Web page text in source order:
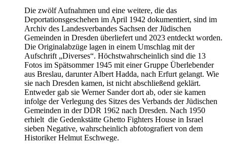
Die zwölf Aufnahmen und eine weitere, die das
Deportationsgeschehen im April 1942 dokumentiert, sind im
Archiv des Landesverbandes Sachsen der Jüdischen
Gemeinden in Dresden überliefert und 2023 entdeckt worden.
Die Originalabzüge lagen in einem Umschlag mit der
Aufschrift „Diverses“. Höchstwahrscheinlich sind die 13
Fotos im Spätsommer 1945 mit einer Gruppe Überlebender
aus Breslau, darunter Albert Hadda, nach Erfurt gelangt. Wie
sie nach Dresden kamen, ist nicht abschließend geklärt.
Entweder gab sie Werner Sander dort ab, oder sie kamen
infolge der Verlegung des Sitzes des Verbands der Jüdischen
Gemeinden in der DDR 1962 nach Dresden. Nach 1950
erhielt die Gedenkstätte Ghetto Fighters House in Israel
sieben Negative, wahrscheinlich abfotografiert von dem
Historiker Helmut Eschwege.